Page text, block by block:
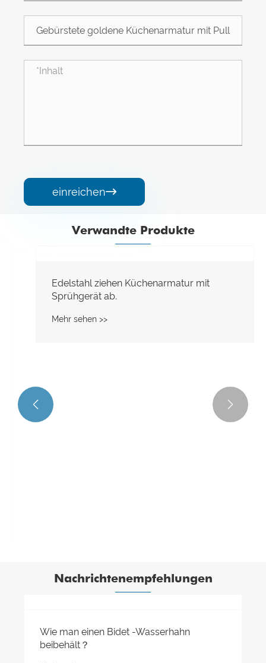
einreichen
Verwandte Produkte
 
Nachrichtenempfehlungen